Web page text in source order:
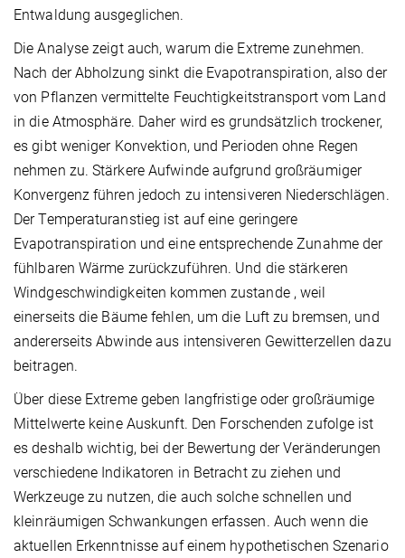
Entwaldung ausgeglichen.
Die Analyse zeigt auch, warum die Extreme zunehmen.
Nach der Abholzung sinkt die Evapotranspiration, also der
von Pflanzen vermittelte Feuchtigkeitstransport vom Land
in die Atmosphäre. Daher wird es grundsätzlich trockener,
es gibt weniger Konvektion, und Perioden ohne Regen
nehmen zu. Stärkere Aufwinde aufgrund großräumiger
Konvergenz führen jedoch zu intensiveren Niederschlägen.
Der Temperaturanstieg ist auf eine geringere
Evapotranspiration und eine entsprechende Zunahme der
fühlbaren Wärme zurückzuführen. Und die stärkeren
Windgeschwindigkeiten kommen zustande , weil
einerseits die Bäume fehlen, um die Luft zu bremsen, und
andererseits Abwinde aus intensiveren Gewitterzellen dazu
beitragen.
Über diese Extreme geben langfristige oder großräumige
Mittelwerte keine Auskunft. Den Forschenden zufolge ist
es deshalb wichtig, bei der Bewertung der Veränderungen
verschiedene Indikatoren in Betracht zu ziehen und
Werkzeuge zu nutzen, die auch solche schnellen und
kleinräumigen Schwankungen erfassen. Auch wenn die
aktuellen Erkenntnisse auf einem hypothetischen Szenario